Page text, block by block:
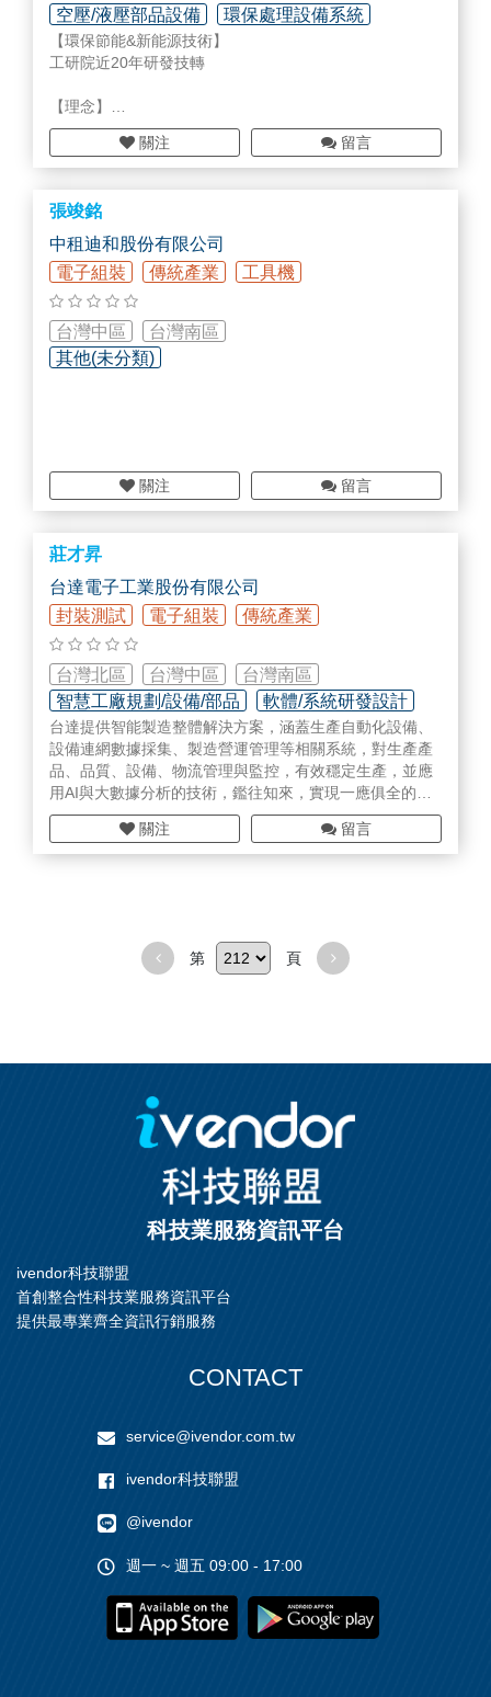
空壓/液壓部品設備
環保處理設備系統
報廢品/廢料/廢液回收
【環保節能&新能源技術】
工研院近20年研發技轉
【理念】
製程 產生 廢熱、廢棄物、廢油、空氣污染
提供 回收發電、回收轉置、節能減碳 技術服務
目標 降低成本、循環經濟、ESG、永續減碳
【技術產品】
空污 揮發性有機化合物(VOCs) 節能處理設備
有機廢溶劑&廢油 熱裂解設備
廢熱回收 產氫輔助燃燒技術
熱電溫差發電系統
Turbowin氣懸浮空壓機&鼓風機
Tel: 0977-773-913
關注 留言
張竣銘
中租迪和股份有限公司
電子組裝
傳統產業 工具機
台灣中區
台灣南區
其他(未分類)
關注 留言
莊才昇
台達電子工業股份有限公司
封裝測試
電子組裝 傳統產業
台灣北區 台灣中區
台灣南區
智慧工廠規劃/設備/部品
軟體/系統研發設計
台達提供智能製造整體解決方案，涵蓋生產自動化設備、
設備連網數據採集、製造營運管理等相關系統，對生產產
品、品質、設備、物流管理與監控，有效穩定生產，並應
用AI與大數據分析的技術，鑑往知來，實現一應俱全的智
能化工廠。
除了製造生產，節能環保亦是智能化工廠不可或缺的一
生產狀況及工廠資訊，即時遠程調度、決策應變。
關注 留言
第 頁
科技業服務資訊平台
ivendor科技聯盟
首創整合性科技業服務資訊平台
提供最專業齊全資訊行銷服務
CONTACT
service@ivendor.com.tw
ivendor科技聯盟
@ivendor
週一 ~ 週五 09:00 - 17:00